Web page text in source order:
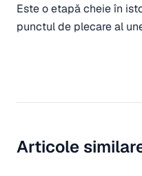
Este o etapă cheie în
punctul de plecare al
Articole